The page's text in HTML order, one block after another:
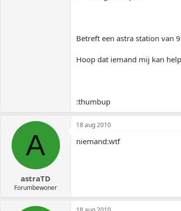
Betreft een astra station van
Hoop dat iemand mij kan
:thumbup
A
astraTD
Forumbewoner
18 aug 2010
niemand:wtf